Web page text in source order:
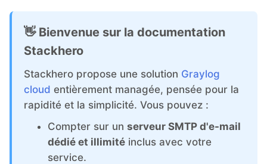
ChatWoot
👋 Bienvenue sur la documentation
Stackhero
Stackhero propose une solution Graylog
cloud entièrement managée, pensée pour la
rapidité et la simplicité. Vous pouvez :
Compter sur un serveur SMTP d'e-mail
dédié et illimité inclus avec votre
service.